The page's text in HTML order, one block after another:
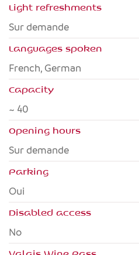
Light refreshments
Sur demande
Languages spoken
French, German
Capacity
~ 40
Opening hours
Sur demande
Parking
Oui
Disabled access
no